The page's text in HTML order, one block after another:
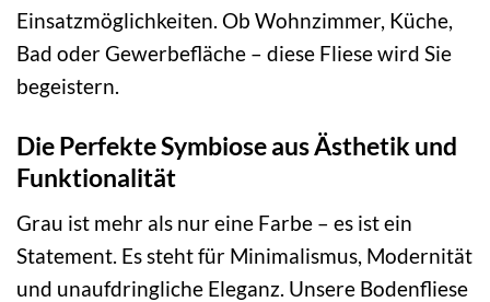
Einsatzmöglichkeiten. Ob Wohnzimmer, Küche,
Bad oder Gewerbefläche – diese Fliese wird Sie
begeistern.
Die Perfekte Symbiose aus Ästhetik und
Funktionalität
Grau ist mehr als nur eine Farbe – es ist ein
Statement. Es steht für Minimalismus, Modernität
und unaufdringliche Eleganz. Unsere Bodenfliese